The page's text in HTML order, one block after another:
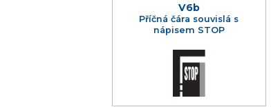
V6b
Příčná čára souvislá s
nápisem STOP